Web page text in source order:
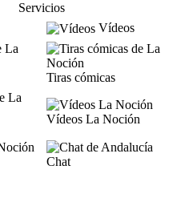
Servicios
Vídeos
Tiras cómicas
Vídeos La Noción
Chat